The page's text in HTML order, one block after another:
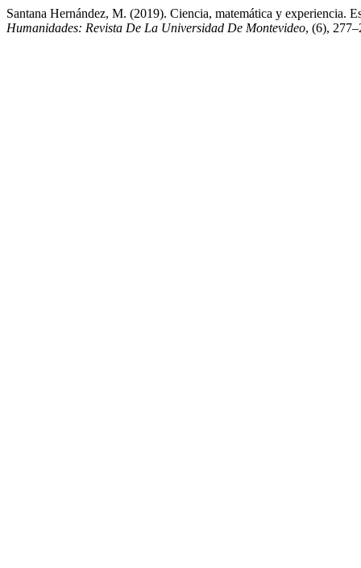
Santana Hernández, M. (2019). Ciencia, matemática y experiencia.
Humanidades: Revista De La Universidad De Montevideo, (6),